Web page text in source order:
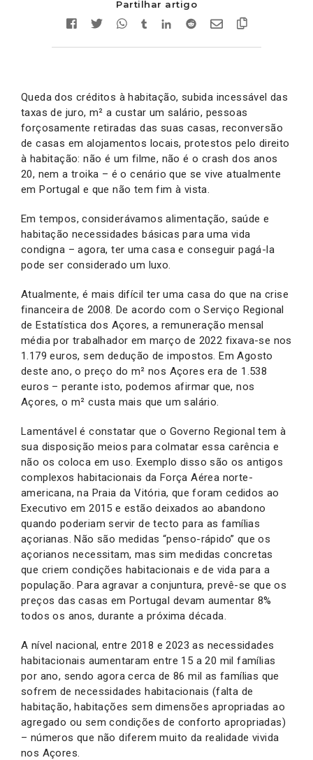
Partilhar artigo
Queda dos créditos à habitação, subida incessável das
taxas de juro, m² a custar um salário, pessoas
forçosamente retiradas das suas casas, reconversão
de casas em alojamentos locais, protestos pelo direito
à habitação: não é um filme, não é o crash dos anos
20, nem a troika – é o cenário que se vive atualmente
em Portugal e que não tem fim à vista.
Em tempos, considerávamos alimentação, saúde e
habitação necessidades básicas para uma vida
condigna – agora, ter uma casa e conseguir pagá-la
pode ser considerado um luxo.
Atualmente, é mais difícil ter uma casa do que na crise
financeira de 2008. De acordo com o Serviço Regional
de Estatística dos Açores, a remuneração mensal
média por trabalhador em março de 2022 fixava-se nos
1.179 euros, sem dedução de impostos. Em Agosto
deste ano, o preço do m² nos Açores era de 1.538
euros – perante isto, podemos afirmar que, nos
Açores, o m² custa mais que um salário.
Lamentável é constatar que o Governo Regional tem à
sua disposição meios para colmatar essa carência e
não os coloca em uso. Exemplo disso são os antigos
complexos habitacionais da Força Aérea norte-
americana, na Praia da Vitória, que foram cedidos ao
Executivo em 2015 e estão deixados ao abandono
quando poderiam servir de tecto para as famílias
açorianas. Não são medidas “penso-rápido” que os
açorianos necessitam, mas sim medidas concretas
que criem condições habitacionais e de vida para a
população. Para agravar a conjuntura, prevê-se que os
preços das casas em Portugal devam aumentar 8%
todos os anos, durante a próxima década.
A nível nacional, entre 2018 e 2023 as necessidades
habitacionais aumentaram entre 15 a 20 mil famílias
por ano, sendo agora cerca de 86 mil as famílias que
sofrem de necessidades habitacionais (falta de
habitação, habitações sem dimensões apropriadas ao
agregado ou sem condições de conforto apropriadas)
– números que não diferem muito da realidade vivida
nos Açores.